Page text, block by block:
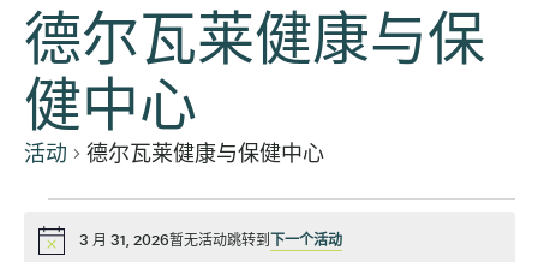
德尔瓦莱健康与保
健中心
活动 德尔瓦莱健康与保健中心
活
通
3 月 31, 2026暂无活动跳转到下一个活动